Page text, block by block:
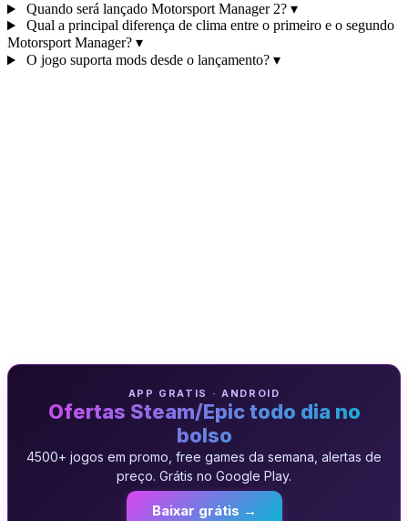
Quando será lançado Motorsport Manager 2? ▾
Qual a principal diferença de clima entre o primeiro e o segundo
Motorsport Manager? ▾
O jogo suporta mods desde o lançamento? ▾
APP GRATIS · ANDROID
Ofertas Steam/Epic todo dia no
bolso
4500+ jogos em promo, free games da semana, alertas de
preço. Grátis no Google Play.
Baixar grátis →